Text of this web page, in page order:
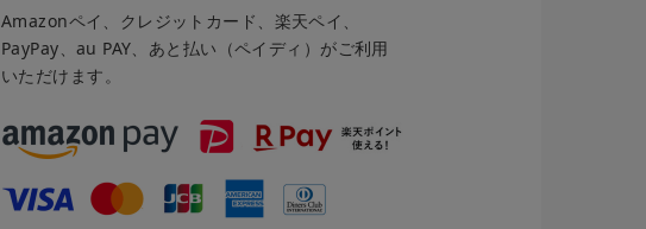
Amazonペイ、クレジットカード、楽天ペイ、
PayPay、au PAY、あと払い（ペイディ）がご利用
いただけます。